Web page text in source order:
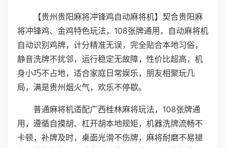
【贵州贵阳麻将冲锋鸡自动麻将机】契合贵阳麻
将冲锋鸡、金鸡特色玩法，108张牌通用，自动麻将机
自动识别鸡牌，计分精准无误，完全贴合本地习俗，
静音洗牌不扰邻，运行稳定无故障，性价比超高，机
身小巧不占地，适合家庭日常娱乐，朋友相聚玩几
局，满是贵州烟火气，欢乐不停歇。
普通麻将机适配广西桂林麻将玩法，108张牌通
用，遵循自摸胡、杠开胡本地规矩，机器洗牌流畅不
卡顿，补牌及时，桌面光滑不伤牌，麻将耐磨不易褪